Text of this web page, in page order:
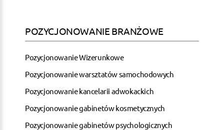
POZYCJONOWANIE BRANŻOWE
Pozycjonowanie Wizerunkowe
Pozycjonowanie warsztatów samochodowych
Pozycjonowanie kancelarii adwokackich
Pozycjonowanie gabinetów kosmetycznych
Pozycjonowanie gabinetów psychologicznych